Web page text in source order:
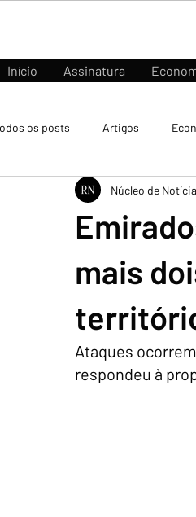
Início Assinatura
os posts Artigos
Negócios e Mercados
mais
Núcleo de
Ataques
respondeu à